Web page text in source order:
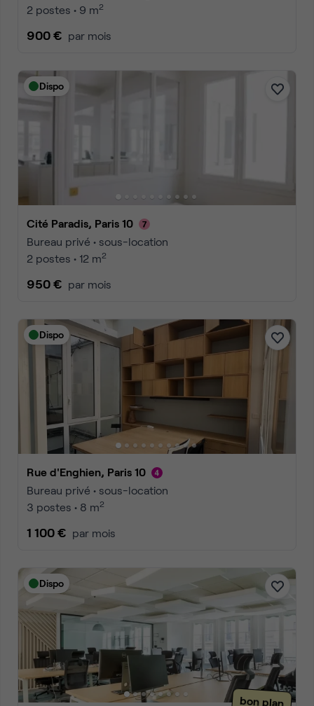
2 postes • 9 m2
900 € par mois
Dispo
Cité Paradis, Paris 10
Bureau privé • sous-location
2 postes • 12 m2
950 € par mois
Dispo
Rue d'Enghien, Paris 10
Bureau privé • sous-location
3 postes • 8 m2
1 100 € par mois
Dispo
bon plan